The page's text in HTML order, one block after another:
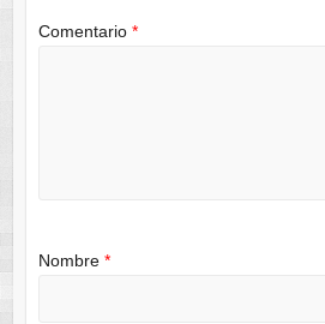
Comentario *
Nombre *